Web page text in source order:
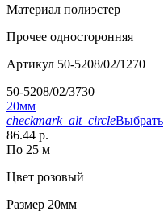
Материал полиэстер
Прочее односторонняя
Артикул 50-5208/02/1270
50-5208/02/3730
20мм
checkmark_alt_circleВыбрать
86.44 р.
По 25 м
Цвет розовый
Размер 20мм